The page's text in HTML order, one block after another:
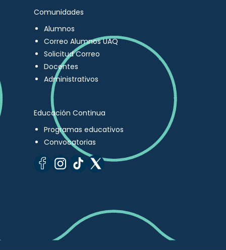
Comunidades
Alumnos
Correo Alumnos UAQ
Solicitud Correo
Docentes
Administrativos
Educación Continua
Programas educativos
Convocatorias